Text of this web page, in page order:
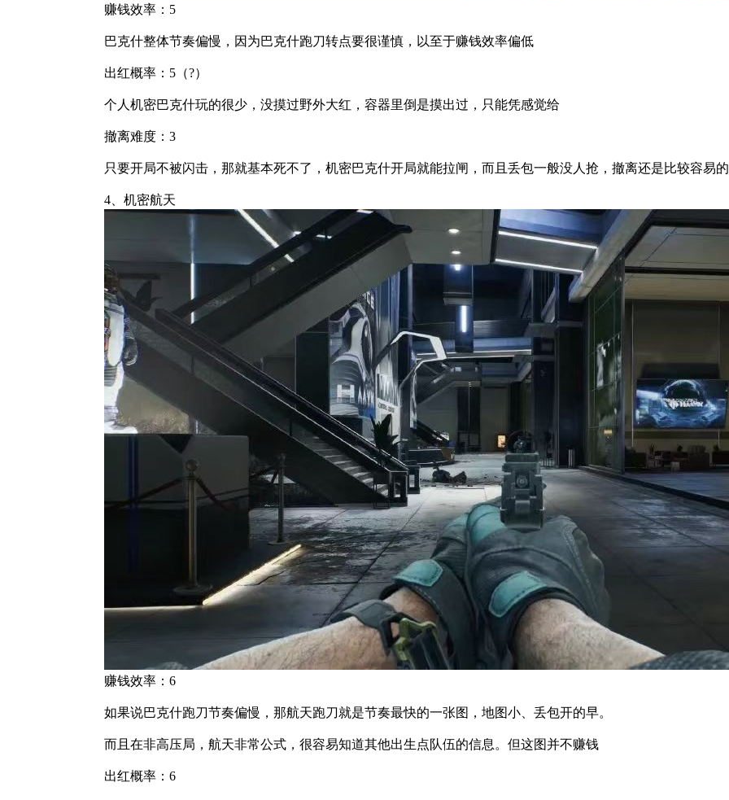
赚钱效率：5
巴克什整体节奏偏慢，因为巴克什跑刀转点要很谨慎，以至于赚钱效率偏低
出红概率：5（?）
个人机密巴克什玩的很少，没摸过野外大红，容器里倒是摸出过，只能凭感觉给
撤离难度：3
只要开局不被闪击，那就基本死不了，机密巴克什开局就能拉闸，而且丢包一般没人抢，撤离还是比较容易的
4、机密航天
赚钱效率：6
如果说巴克什跑刀节奏偏慢，那航天跑刀就是节奏最快的一张图，地图小、丢包开的早。
而且在非高压局，航天非常公式，很容易知道其他出生点队伍的信息。但这图并不赚钱
出红概率：6